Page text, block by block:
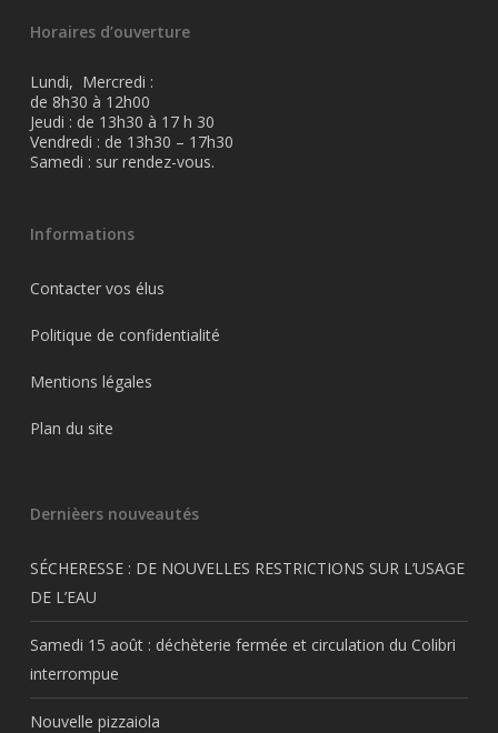
Horaires d’ouverture
Lundi, Mercredi :
de 8h30 à 12h00
Jeudi : de 13h30 à 17 h 30
Vendredi : de 13h30 – 17h30
Samedi : sur rendez-vous.
Informations
Contacter vos élus
Politique de confidentialité
Mentions légales
Plan du site
Dernièers nouveautés
SÉCHERESSE : DE NOUVELLES RESTRICTIONS SUR L’USAGE
DE L’EAU
Samedi 15 août : déchèterie fermée et circulation du Colibri
interrompue
Nouvelle pizzaiola